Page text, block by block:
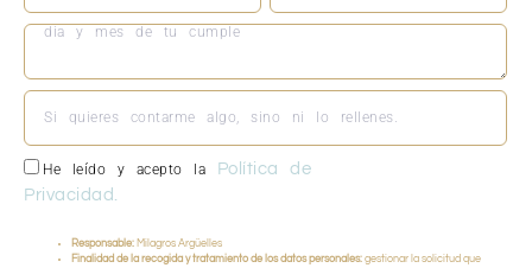
He leído y acepto la
Política de
Privacidad.
Responsable: Milagros Argüelles
Finalidad de la recogida y tratamiento de los datos personales: gestionar la solicitud que